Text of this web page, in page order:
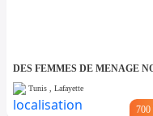
Tunis , Lafayette